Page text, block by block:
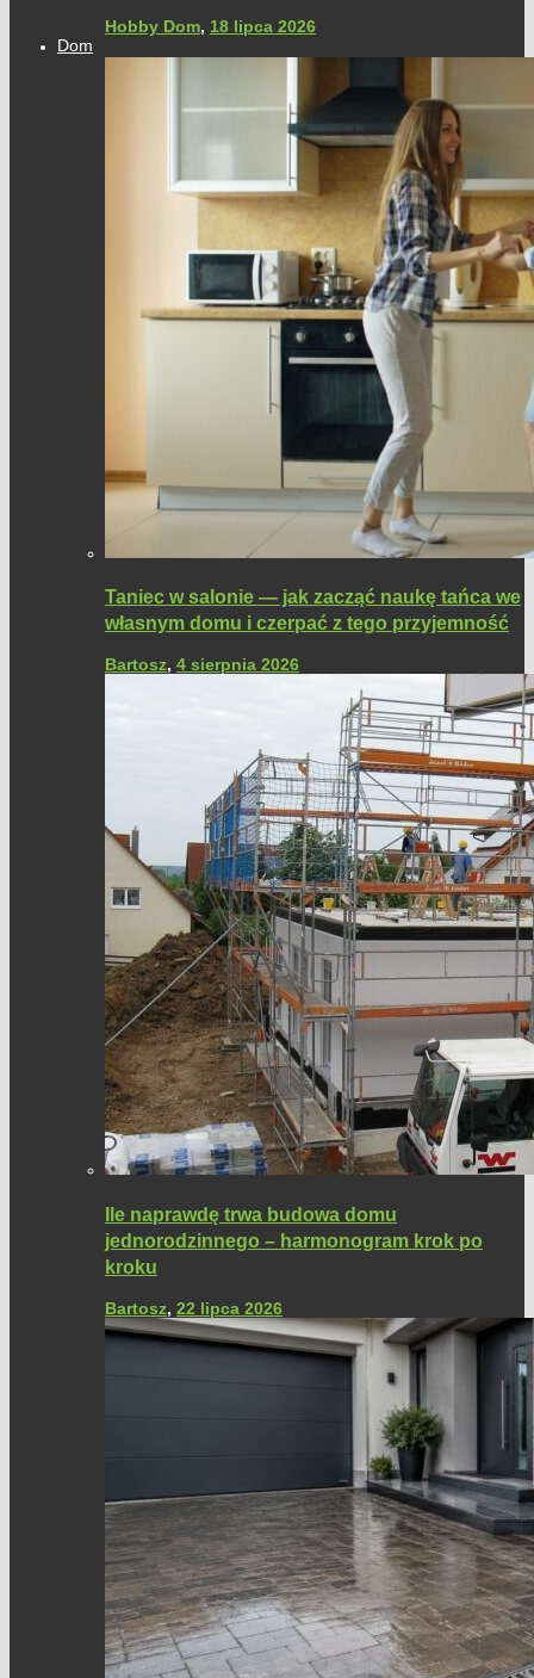
Hobby Dom, 18 lipca 2026
Dom
Taniec w salonie — jak zacząć naukę tańca we
własnym domu i czerpać z tego przyjemność
Bartosz, 4 sierpnia 2026
Ile naprawdę trwa budowa domu
jednorodzinnego – harmonogram krok po
kroku
Bartosz, 22 lipca 2026